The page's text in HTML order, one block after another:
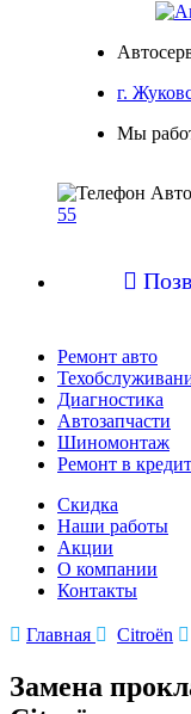
г.
Мы
55

Ремонт авто
Диагностика
Автозапчасти
Шиномонтаж
Ремонт в кредит
Скидка
Наши работы
Акции
О компании
Контакты
 Главная  Citroën 
Замена